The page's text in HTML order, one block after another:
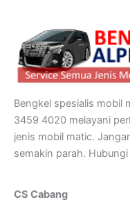
Bengkel spesialis mobil
3459 4020 melayani
jenis mobil matic.
semakin parah.
CS Cabang